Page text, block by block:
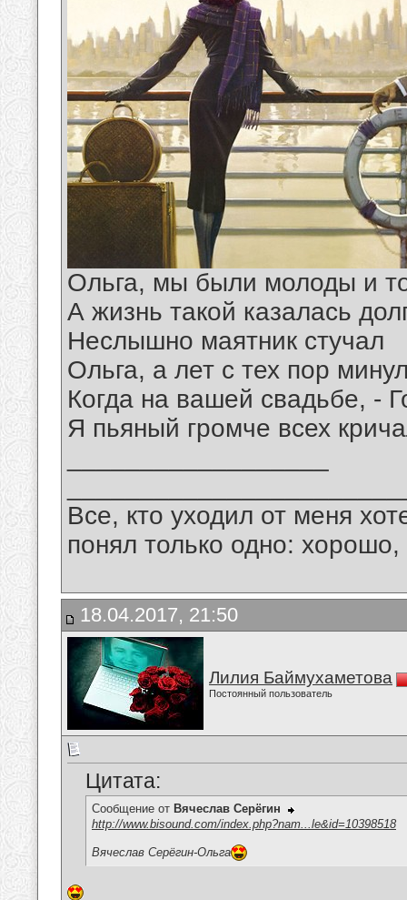
Ольга, мы были молоды и
А жизнь такой казалась
Неслышно маятник стучал
Ольга, а лет с тех пор
Когда на вашей свадьбе, -
Я пьяный громче всех
Все, кто уходил от меня
понял только одно:
18.04.2017, 21:50
Лилия Баймухаметова
Постоянный пользователь
Цитата:
Сообщение от Вячеслав Серёгин
http://www.bisound.com/index.php?nam...le&id=10398518
Вячеслав Серёгин-Ольга